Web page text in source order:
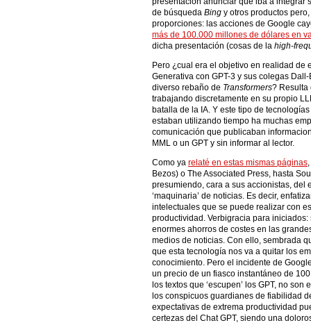
de búsqueda Bing y otros productos
proporciones: las acciones de Google
más de 100.000 millones de dólares en
dicha presentación (cosas de la high-
Pero ¿cual era el objetivo en realidad de
Generativa con GPT-3 y sus colegas
diverso rebaño de Transformers? Resulta
trabajando discretamente en su propio
batalla de la IA. Y este tipo de
estaban utilizando tiempo ha muchas
comunicación que publicaban
MML o un GPT y sin informar al lector.
Como ya relaté en estas mismas páginas
Bezos) o The Associated Press, hasta
presumiendo, cara a sus accionistas, del
‘maquinaria’ de noticias. Es decir,
intelectuales que se puede realizar con
productividad. Verbigracia para
enormes ahorros de costes en las
medios de noticias. Con ello, sembrada
que esta tecnología nos va a quitar los
conocimiento. Pero el incidente de
un precio de un fiasco instantáneo de
los textos que ‘escupen’ los GPT, no
los conspicuos guardianes de fiabilidad
expectativas de extrema productividad
certezas del Chat GPT, siendo una